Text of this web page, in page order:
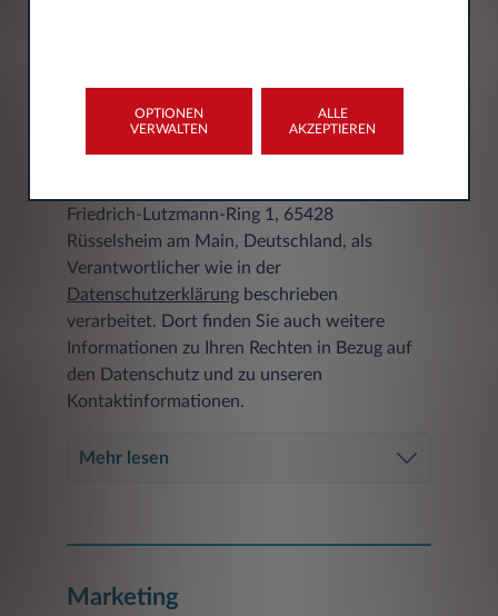
Friedrich-Lutzmann-Ring 1, 65428
Rüsselsheim am Main, Deutschland, als
Verantwortlicher wie in der
Datenschutzerklärung beschrieben
verarbeitet. Dort finden Sie auch weitere
Informationen zu Ihren Rechten in Bezug auf
den Datenschutz und zu unseren
Kontaktinformationen.
Mehr lesen
Marketing
OPTIONEN
VERWALTEN
ALLE
AKZEPTIEREN